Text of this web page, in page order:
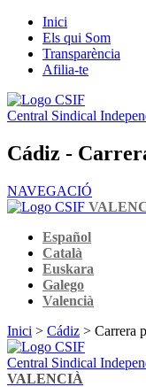
Inici
Els qui Som
Transparència
Afilia-te
Central Sindical
Cádiz -
NAVEGACIÓ
Español
Català
Euskara
Galego
Valencià
Inici > Cádiz > Carrera
Central Sindical
VALENCIÀ